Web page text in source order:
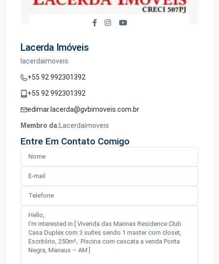
Lacerda Imóveis
lacerdaimoveis
+55 92 992301392
+55 92 992301392
edimar.lacerda@gvbimoveis.com.br
Membro da: Lacerdaimoveis
Entre Em Contato Comigo